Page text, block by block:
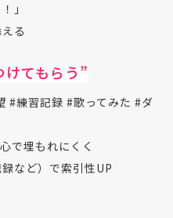
」
る
てもらう”
#練習記録 #歌ってみた #ダ
で埋もれにくく
など）で索引性UP